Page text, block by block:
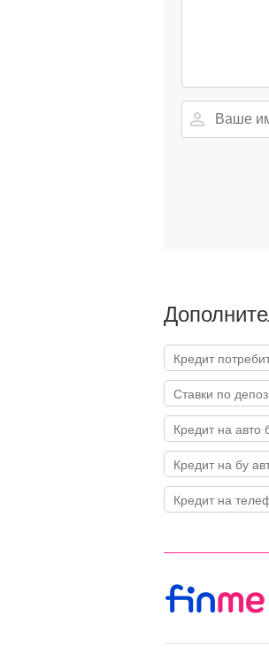
Кредит
Ставки по
Кредит на авто
Кредит на бу
Кредит на